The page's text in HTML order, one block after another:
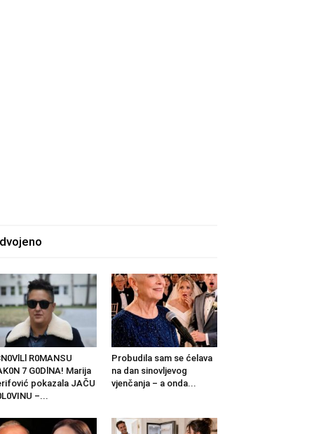
R0MANSU
7 G0DlNA! Marija
pokazala JAČU
–...
Probudila sam se ćelava
na dan sinovljevog
vjenčanja – a onda...